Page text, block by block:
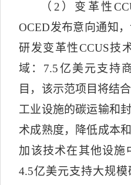
（ 2 ）变革性
OCED发布意向通知
研发变革性CCUS技
域： 7.5亿美元支持
目，该示范项目将结
工业设施的碳运输和
术成熟度，降低成本
加该技术在其他设施
4.5亿美元支持大规